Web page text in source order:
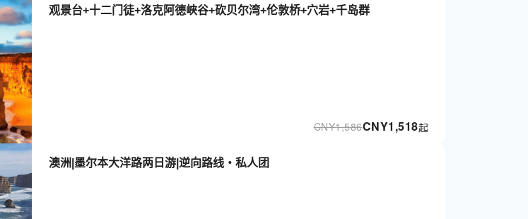
观景台+十二门徒+洛克阿德峡谷+砍贝尔湾+伦敦桥+穴岩+千岛群
CNY1,518起
CNY1,586
澳洲|墨尔本大洋路两日游|逆向路线・私人团